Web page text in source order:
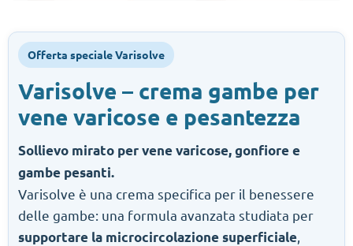
Offerta speciale Varisolve
Varisolve – crema gambe per
vene varicose e pesantezza
Sollievo mirato per vene varicose, gonfiore e
gambe pesanti.
Varisolve è una crema specifica per il benessere
delle gambe: una formula avanzata studiata per
supportare la microcircolazione superficiale